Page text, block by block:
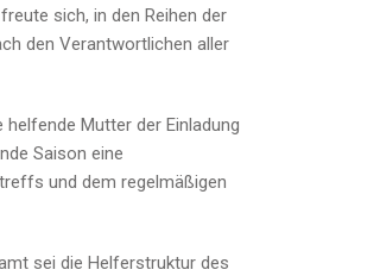
sich, in den Reihen der
den Verantwortlichen aller
Mutter der Einladung
Saison eine
und dem regelmäßigen
sei die Helferstruktur des